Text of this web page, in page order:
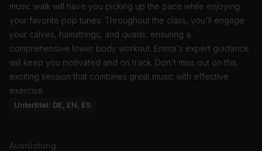
music walk will have you picking up the pace while enjoying
your favorite pop tunes. Throughout the class, you'll engage
your calves, hamstrings, and quads, ensuring a
comprehensive lower body workout. Emma's expert guidance
will keep you motivated and on track. Don't miss out on this
exciting session that combines great music with effective
exercise.
Untertitel: DE, EN, ES
Ausrüstung